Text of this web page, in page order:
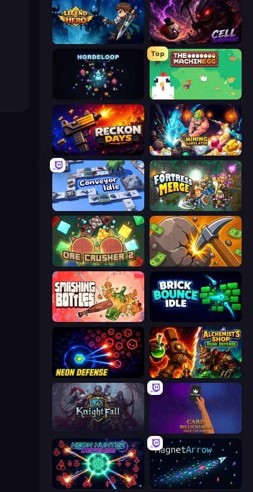
Legend of Hero Cell Survivor
HordeLoop
Top
The MachinEGG
Reckon Days Mining Simulator
Conveyor Idle Fortress Merge
OreCrusher 2 Mine Clicker
Smashing Bottles Brick Bounce Idle
Neon Defense Alchemist's Shop: Rune Defense
KnightFall
Neon Hunter Defense MagnetArrow